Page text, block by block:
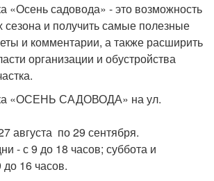
«Осень садовода» - это возможность
сезона и получить самые полезные
и комментарии, а также расширить
организации и обустройства
«ОСЕНЬ САДОВОДА» на ул.
августа по 29 сентября.
- с 9 до 18 часов; суббота и
до 16 часов.